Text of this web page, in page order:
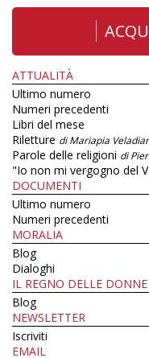
ATTUALITÀ
Ultimo numero
Numeri precedenti
Libri del mese
Riletture di Mariapia
Parole delle religioni di
"Io non mi vergogno del
DOCUMENTI
Ultimo numero
Numeri precedenti
MORALIA
Blog
Dialoghi
IL REGNO DELLE DONNE
Blog
NEWSLETTER
Iscriviti
EMAIL